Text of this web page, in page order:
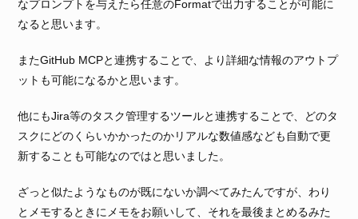
なプロンプトを与えたら任意のFormatで出力することが可能に
なると思います。
またGitHub MCPと連携することで、より詳細な情報のアウトプ
ットも可能になるかと思います。
他にもJira等のタスク管理するツールと連携することで、どのタ
スクにどのくらいかかったのかリアルな数値感なども自動で更
新することも可能なのではと思いました。
ざっと似たようなものが既にないか調べてみたんですが、わり
とメモするときにメモをお願いして、それを最後まとめるみた